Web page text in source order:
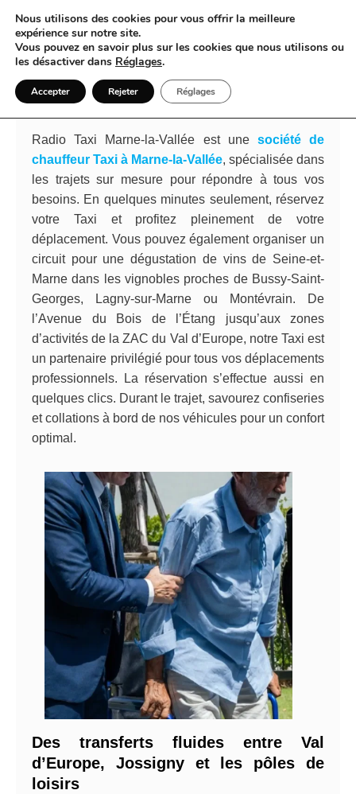
Quand le Taxi à Marne-la-Vallée
devient le fil conducteur de vos
déplacements
Radio Taxi Marne-la-Vallée est une société de
chauffeur Taxi à Marne-la-Vallée, spécialisée dans
les trajets sur mesure pour répondre à tous vos
besoins. En quelques minutes seulement, réservez
votre Taxi et profitez pleinement de votre
déplacement. Vous pouvez également organiser un
circuit pour une dégustation de vins de Seine-et-
Marne dans les vignobles proches de Bussy-Saint-
Georges, Lagny-sur-Marne ou Montévrain. De
l’Avenue du Bois de l’Étang jusqu’aux zones
d’activités de la ZAC du Val d’Europe, notre Taxi est
un partenaire privilégié pour tous vos déplacements
professionnels. La réservation s’effectue aussi en
quelques clics. Durant le trajet, savourez confiseries
et collations à bord de nos véhicules pour un confort
optimal.
Des transferts fluides entre Val
d’Europe, Jossigny et les pôles de
loisirs
Nous utilisons des cookies pour vous offrir la meilleure
expérience sur notre site.
Vous pouvez en savoir plus sur les cookies que nous utilisons ou
les désactiver dans Réglages.
Accepter Rejeter Réglages